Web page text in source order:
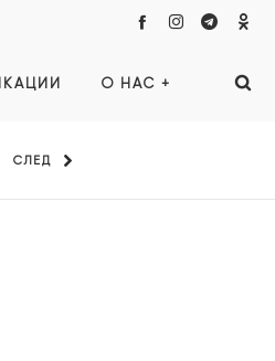
О НАС +
СЛЕД